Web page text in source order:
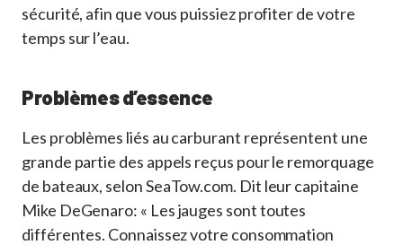
sécurité, afin que vous puissiez profiter de votre
temps sur l’eau.
Problèmes d’essence
Les problèmes liés au carburant représentent une
grande partie des appels reçus pour le remorquage
de bateaux, selon SeaTow.com. Dit leur capitaine
Mike DeGenaro: « Les jauges sont toutes
différentes. Connaissez votre consommation